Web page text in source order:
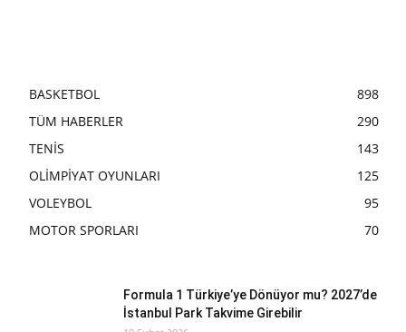
BASKETBOL
898
TÜM HABERLER
290
TENİS
143
OLİMPİYAT OYUNLARI
125
VOLEYBOL
95
MOTOR SPORLARI
70
Formula 1 Türkiye’ye Dönüyor mu? 2027’de
İstanbul Park Takvime Girebilir